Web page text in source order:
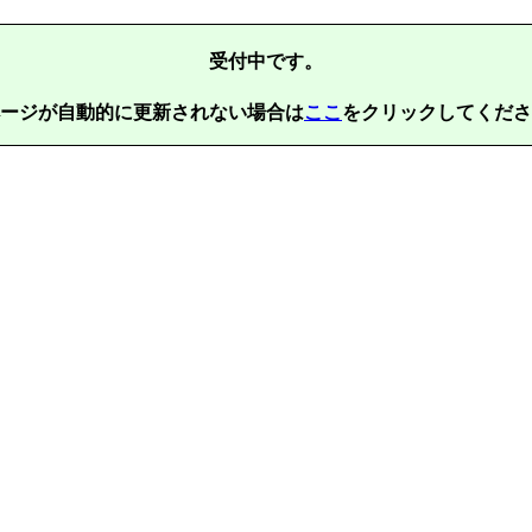
受付中です。
ジが自動的に更新されない場合はここ をクリックしてくだ